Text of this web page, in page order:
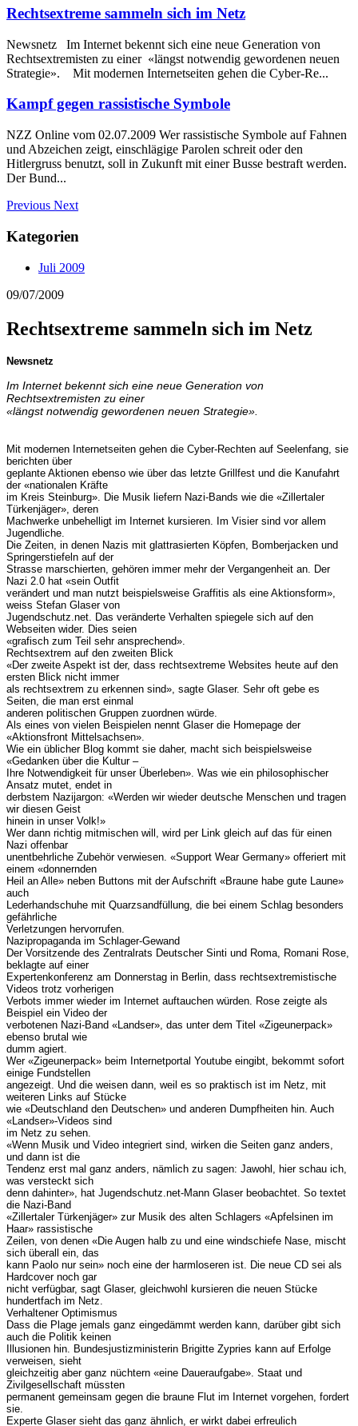
Rechtsextreme sammeln sich im Netz
Newsnetz Im Internet bekennt sich eine neue Generation von
Rechtsextremisten zu einer «längst notwendig gewordenen neuen
Strategie». Mit modernen Internetseiten gehen die Cyber-Re...
Kampf gegen rassistische Symbole
NZZ Online vom 02.07.2009 Wer rassistische Symbole auf Fahnen
und Abzeichen zeigt, einschlägige Parolen schreit oder den
Hitlergruss benutzt, soll in Zukunft mit einer Busse bestraft werden.
Der Bund...
Previous Next
Kategorien
Juli 2009
09/07/2009
Rechtsextreme sammeln sich im Netz
Newsnetz
Im Internet bekennt sich eine neue Generation von
Rechtsextremisten zu einer
«längst notwendig gewordenen neuen Strategie».
Mit modernen Internetseiten gehen die Cyber-Rechten auf Seelenfang, sie
berichten über
geplante Aktionen ebenso wie über das letzte Grillfest und die Kanufahrt
der «nationalen Kräfte
im Kreis Steinburg». Die Musik liefern Nazi-Bands wie die «Zillertaler
Türkenjäger», deren
Machwerke unbehelligt im Internet kursieren. Im Visier sind vor allem
Jugendliche.
Die Zeiten, in denen Nazis mit glattrasierten Köpfen, Bomberjacken und
Springerstiefeln auf der
Strasse marschierten, gehören immer mehr der Vergangenheit an. Der
Nazi 2.0 hat «sein Outfit
verändert und man nutzt beispielsweise Graffitis als eine Aktionsform»,
weiss Stefan Glaser von
Jugendschutz.net. Das veränderte Verhalten spiegele sich auf den
Webseiten wider. Dies seien
«grafisch zum Teil sehr ansprechend».
Rechtsextrem auf den zweiten Blick
«Der zweite Aspekt ist der, dass rechtsextreme Websites heute auf den
ersten Blick nicht immer
als rechtsextrem zu erkennen sind», sagte Glaser. Sehr oft gebe es
Seiten, die man erst einmal
anderen politischen Gruppen zuordnen würde.
Als eines von vielen Beispielen nennt Glaser die Homepage der
«Aktionsfront Mittelsachsen».
Wie ein üblicher Blog kommt sie daher, macht sich beispielsweise
«Gedanken über die Kultur –
Ihre Notwendigkeit für unser Überleben». Was wie ein philosophischer
Ansatz mutet, endet in
derbstem Nazijargon: «Werden wir wieder deutsche Menschen und tragen
wir diesen Geist
hinein in unser Volk!»
Wer dann richtig mitmischen will, wird per Link gleich auf das für einen
Nazi offenbar
unentbehrliche Zubehör verwiesen. «Support Wear Germany» offeriert mit
einem «donnernden
Heil an Alle» neben Buttons mit der Aufschrift «Braune habe gute Laune»
auch
Lederhandschuhe mit Quarzsandfüllung, die bei einem Schlag besonders
gefährliche
Verletzungen hervorrufen.
Nazipropaganda im Schlager-Gewand
Der Vorsitzende des Zentralrats Deutscher Sinti und Roma, Romani Rose,
beklagte auf einer
Expertenkonferenz am Donnerstag in Berlin, dass rechtsextremistische
Videos trotz vorherigen
Verbots immer wieder im Internet auftauchen würden. Rose zeigte als
Beispiel ein Video der
verbotenen Nazi-Band «Landser», das unter dem Titel «Zigeunerpack»
ebenso brutal wie
dumm agiert.
Wer «Zigeunerpack» beim Internetportal Youtube eingibt, bekommt sofort
einige Fundstellen
angezeigt. Und die weisen dann, weil es so praktisch ist im Netz, mit
weiteren Links auf Stücke
wie «Deutschland den Deutschen» und anderen Dumpfheiten hin. Auch
«Landser»-Videos sind
im Netz zu sehen.
«Wenn Musik und Video integriert sind, wirken die Seiten ganz anders,
und dann ist die
Tendenz erst mal ganz anders, nämlich zu sagen: Jawohl, hier schau ich,
was versteckt sich
denn dahinter», hat Jugendschutz.net-Mann Glaser beobachtet. So textet
die Nazi-Band
«Zillertaler Türkenjäger» zur Musik des alten Schlagers «Apfelsinen im
Haar» rassistische
Zeilen, von denen «Die Augen halb zu und eine windschiefe Nase, mischt
sich überall ein, das
kann Paolo nur sein» noch eine der harmloseren ist. Die neue CD sei als
Hardcover noch gar
nicht verfügbar, sagt Glaser, gleichwohl kursieren die neuen Stücke
hundertfach im Netz.
Verhaltener Optimismus
Dass die Plage jemals ganz eingedämmt werden kann, darüber gibt sich
auch die Politik keinen
Illusionen hin. Bundesjustizministerin Brigitte Zypries kann auf Erfolge
verweisen, sieht
gleichzeitig aber ganz nüchtern «eine Daueraufgabe». Staat und
Zivilgesellschaft müssten
permanent gemeinsam gegen die braune Flut im Internet vorgehen, fordert
sie.
Experte Glaser sieht das ganz ähnlich, er wirkt dabei erfreulich